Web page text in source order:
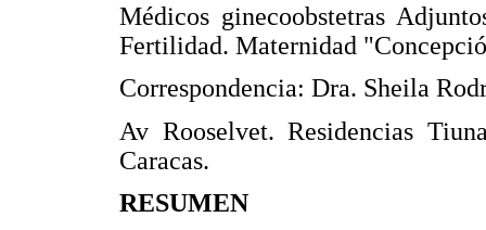
Médicos ginecoobstetras
Fertilidad. Maternidad
Correspondencia: Dra. Sheila
Av Rooselvet. Residencias
Caracas.
RESUMEN